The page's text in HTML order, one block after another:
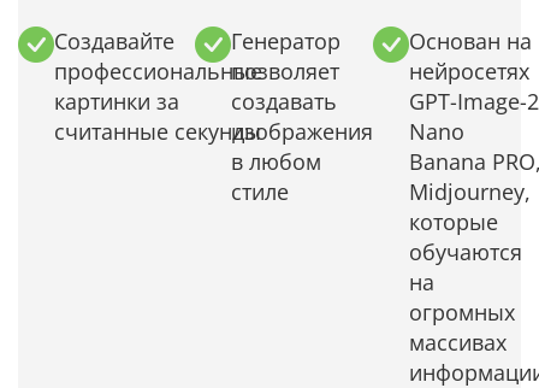
Создавайте
профессиональные
картинки за
считанные секунды
Генератор
позволяет
создавать
изображения
в любом
стиле
Основан на
нейросетях
GPT-Image-
Nano
Banana
Midjourney,
которые
обучаются
на
огромных
массивах